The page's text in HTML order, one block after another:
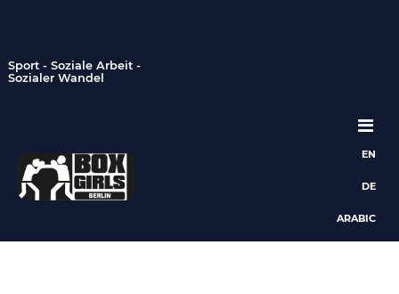
Sport - Soziale Arbeit -
Sozialer Wandel
Hauptnavigation
EN
DE
ARABIC